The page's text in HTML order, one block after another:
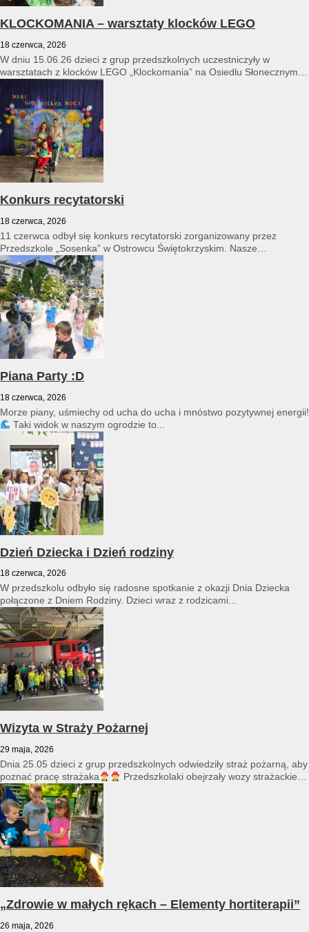
KLOCKOMANIA – warsztaty klocków LEGO
18 czerwca, 2026
W dniu 15.06.26 dzieci z grup przedszkolnych uczestniczyły w
warsztatach z klocków LEGO „Klockomania” na Osiedlu Słonecznym
Konkurs recytatorski
18 czerwca, 2026
11 czerwca odbył się konkurs recytatorski zorganizowany przez
Przedszkole „Sosenka” w Ostrowcu Świętokrzyskim. Nasze
przedszkole reprezentował Franciszek Karpiński...
Piana Party :D
18 czerwca, 2026
Morze piany, uśmiechy od ucha do ucha i mnóstwo pozytywnej energii!
Taki widok w naszym ogrodzie to...
Dzień Dziecka i Dzień rodziny
18 czerwca, 2026
W przedszkolu odbyło się radosne spotkanie z okazji Dnia Dziecka
połączone z Dniem Rodziny. Dzieci wraz z rodzicami...
Wizyta w Straży Pożarnej
29 maja, 2026
Dnia 25.05 dzieci z grup przedszkolnych odwiedziły straż pożarną, aby
poznać pracę strażaka
Przedszkolaki obejrzały wozy strażackie
i...
„Zdrowie w małych rękach – Elementy hortiterapii”
26 maja, 2026